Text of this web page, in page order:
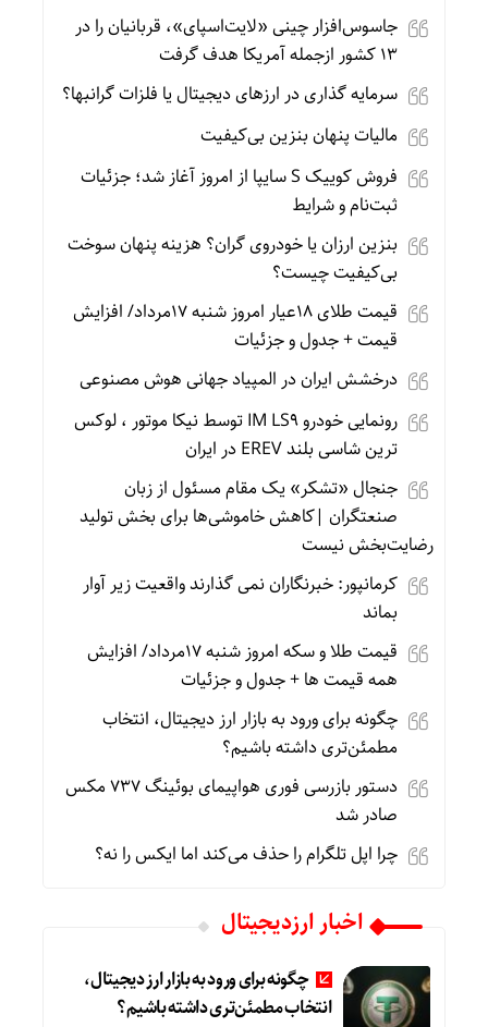
جاسوس‌افزار چینی «لایت‌اسپای»، قربانیان را در
۱۳ کشور ازجمله آمریکا هدف گرفت
سرمایه گذاری در ارزهای دیجیتال یا فلزات گرانبها؟
مالیات پنهان بنزین بی‌کیفیت
فروش کوییک S سایپا از امروز آغاز شد؛ جزئیات
ثبت‌نام و شرایط
بنزین ارزان یا خودروی گران؟ هزینه پنهان سوخت
بی‌کیفیت چیست؟
قیمت طلای 18عیار امروز شنبه 17مرداد/ افزایش
قیمت + جدول و جزئیات
درخشش ایران در المپیاد جهانی هوش مصنوعی
رونمایی خودرو IM LS9 توسط نیکا موتور ، لوکس
ترین شاسی بلند EREV در ایران
جنجال «تشکر» یک مقام مسئول از زبان
صنعتگران |کاهش خاموشی‌ها برای بخش تولید
رضایت‌بخش نیست
کرمانپور: خبرنگاران نمی گذارند واقعیت زیر آوار
بماند
قیمت طلا و سکه امروز شنبه 17مرداد/ افزایش
همه قیمت ها + جدول و جزئیات
چگونه برای ورود به بازار ارز دیجیتال، انتخاب
مطمئن‌تری داشته باشیم؟
دستور بازرسی فوری هواپیمای بوئینگ ۷۳۷ مکس
صادر شد
چرا اپل تلگرام را حذف می‌کند اما ایکس را نه؟
اخبار ارزدیجیتال
چگونه برای ورود به بازار ارز دیجیتال،
انتخاب مطمئن‌تری داشته باشیم؟